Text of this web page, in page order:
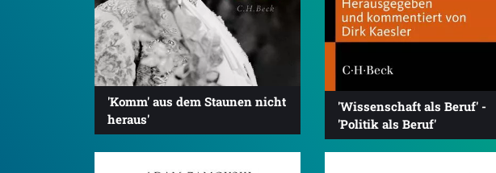
'Komm' aus dem Staunen nicht
heraus'
'Wissenschaft als Beruf' -
'Politik als Beruf'